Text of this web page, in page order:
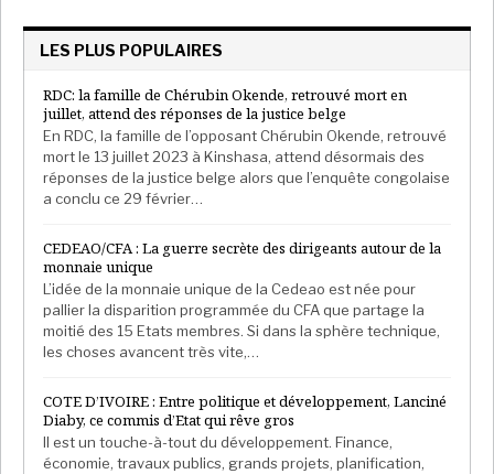
Afrika Stratégues France avec Jeune Afrique
LES PLUS POPULAIRES
RDC: la famille de Chérubin Okende, retrouvé mort en
juillet, attend des réponses de la justice belge
En RDC, la famille de l’opposant Chérubin Okende, retrouvé
mort le 13 juillet 2023 à Kinshasa, attend désormais des
réponses de la justice belge alors que l’enquête congolaise
a conclu ce 29 février…
CEDEAO/CFA : La guerre secrète des dirigeants autour de la
monnaie unique
L’idée de la monnaie unique de la Cedeao est née pour
pallier la disparition programmée du CFA que partage la
moitié des 15 Etats membres. Si dans la sphère technique,
les choses avancent très vite,…
COTE D’IVOIRE : Entre politique et développement, Lanciné
Diaby, ce commis d’Etat qui rêve gros
Il est un touche-à-tout du développement. Finance,
économie, travaux publics, grands projets, planification,